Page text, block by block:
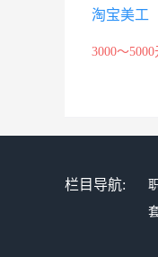
淘宝美工
3000～5000
栏目导航: